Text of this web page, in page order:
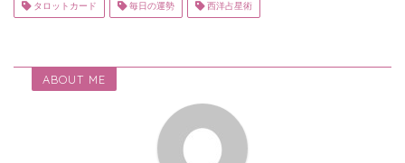
タロットカード 毎日の運勢 西洋占星術
ABOUT ME